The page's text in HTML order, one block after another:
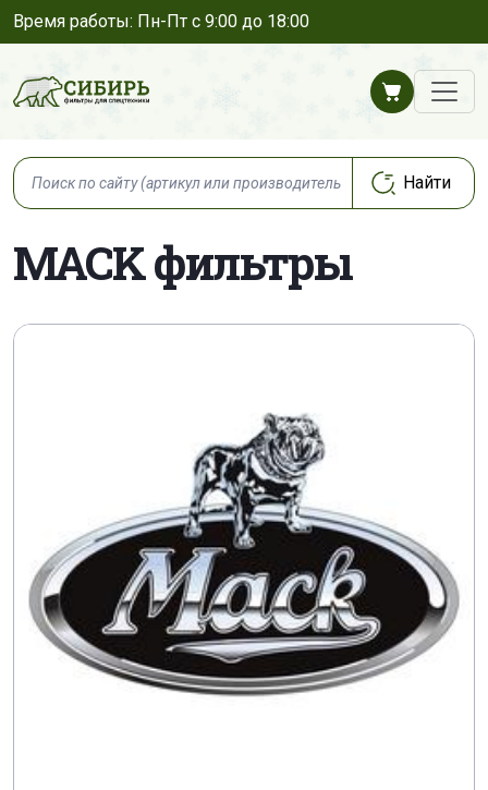
Время работы: Пн-Пт с 9:00 до 18:00
MACK фильтры